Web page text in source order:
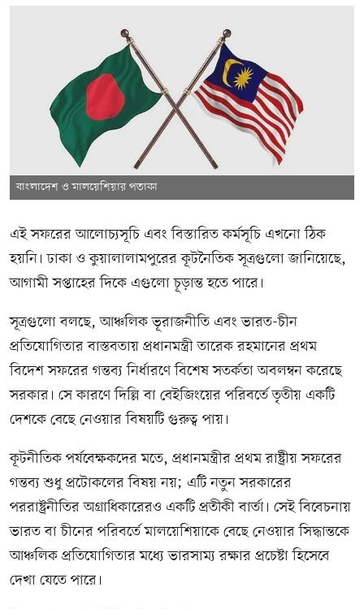
বাংলাদেশ ও মালয়েশিয়ার পতাকা
এই সফরের আলোচ্যসূচি এবং বিস্তারিত কর্মসূচি এখনো ঠিক
হয়নি। ঢাকা ও কুয়ালালামপুরের কূটনৈতিক সূত্রগুলো জানিয়েছে,
আগামী সপ্তাহের দিকে এগুলো চূড়ান্ত হতে পারে।
সূত্রগুলো বলছে, আঞ্চলিক ভূরাজনীতি এবং ভারত-চীন
প্রতিযোগিতার বাস্তবতায় প্রধানমন্ত্রী তারেক রহমানের প্রথম
বিদেশ সফরের গন্তব্য নির্ধারণে বিশেষ সতর্কতা অবলম্বন করেছে
সরকার। সে কারণে দিল্লি বা বেইজিংয়ের পরিবর্তে তৃতীয় একটি
দেশকে বেছে নেওয়ার বিষয়টি গুরুত্ব পায়।
কূটনীতিক পর্যবেক্ষকদের মতে, প্রধানমন্ত্রীর প্রথম রাষ্ট্রীয় সফরের
গন্তব্য শুধু প্রটোকলের বিষয় নয়; এটি নতুন সরকারের
পররাষ্ট্রনীতির অগ্রাধিকারেরও একটি প্রতীকী বার্তা। সেই বিবেচনায়
ভারত বা চীনের পরিবর্তে মালয়েশিয়াকে বেছে নেওয়ার সিদ্ধান্তকে
আঞ্চলিক প্রতিযোগিতার মধ্যে ভারসাম্য রক্ষার প্রচেষ্টা হিসেবে
দেখা যেতে পারে।